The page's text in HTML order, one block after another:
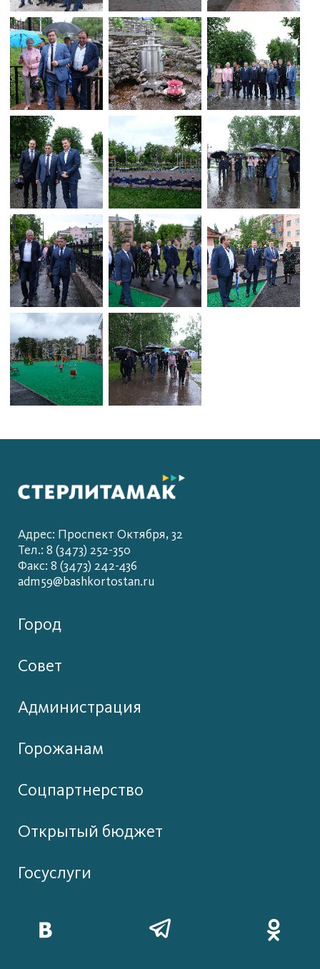
Адрес: Проспект Октября, 32
Тел.: 8 (3473) 252-350
Факс: 8 (3473) 242-436
adm59@bashkortostan.ru
Город
Совет
Администрация
Горожанам
Соцпартнерство
Открытый бюджет
Госуслуги